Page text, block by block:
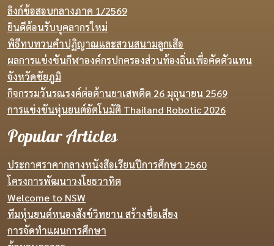
ลิงก์ข้อสอบกลางภาค 1/2569
ยินดีต้อนรับบุคลากรใหม่
พิธีทบทวนคำปฏิญาณและสวนสนามลูกเสือ
ผลการแข่งขันกีฬาองค์กรปกครองส่วนท้องถิ่นเพื่อคัดตัวแทน
จังหวัดชัยภูมิ
กิจกรรมวันรณรงค์ต่อต้านยาเสพติด 26 มุถุนายน 2569
การแข่งขันหุ่นยนต์อัตโนมัติ Thailand Robotic 2026
Popular Articles
ประกาศราคากลางหนังสือเรียนปีการศึกษา 2560
โครงการพัฒนาวงโยธวาทิต
Welcome to NSW
ทีมหุ่นยนต์หนองสังข์วิทยาน สร้างชื่อเสียง
การจัดทำแผนการศึกษา